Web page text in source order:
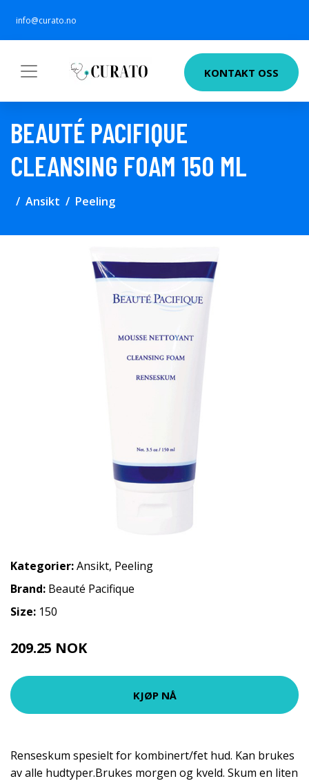
info@curato.no
KONTAKT OSS
BEAUTÉ PACIFIQUE
CLEANSING FOAM 150 ML
Ansikt Peeling
Kategorier:Ansikt, Peeling
Brand: Beauté Pacifique
Size: 150
209.25 NOK
KJØP NÅ
Renseskum spesielt for kombinert/fet hud. Kan brukes
av alle hudtyper.Brukes morgen og kveld. Skum en liten